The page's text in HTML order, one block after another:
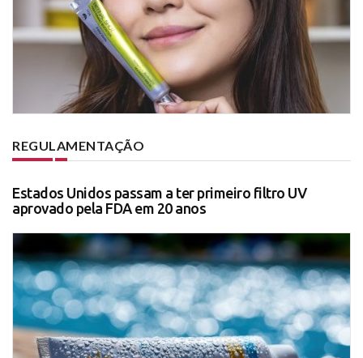
REGULAMENTAÇÃO
Estados Unidos passam a ter primeiro filtro UV
aprovado pela FDA em 20 anos